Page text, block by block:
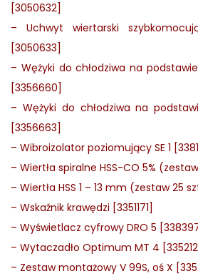
[3050632]
– Uchwyt wiertarski
[3050633]
– Wężyki do chłodziwa na
[3356660]
– Wężyki do chłodziwa na
[3356663]
– Wibroizolator poziomujący SE 1
– Wiertła spiralne HSS-CO 5%
– Wiertła HSS 1 – 13 mm (zestaw 25
– Wskaźnik krawędzi [3351171]
– Wyświetlacz cyfrowy DRO 5
– Wytaczadło Optimum MT 4
– Zestaw montażowy V 99S, oś X